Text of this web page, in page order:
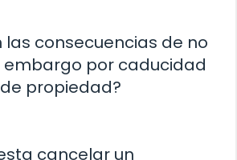
las consecuencias de no
embargo por caducidad
propiedad?
cancelar un